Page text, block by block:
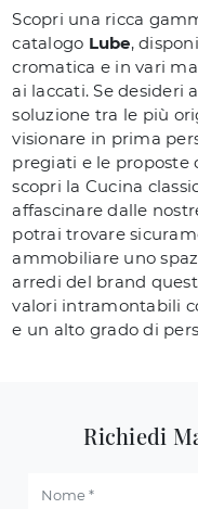
Scopri una ricca
catalogo Lube,
cromatica e in vari
ai laccati. Se desideri
soluzione tra le più
visionare in prima
pregiati e le proposte
scopri la Cucina
affascinare dalle
potrai trovare
ammobiliare uno
arredi del brand
valori intramontabili
e un alto grado di
Richiedi